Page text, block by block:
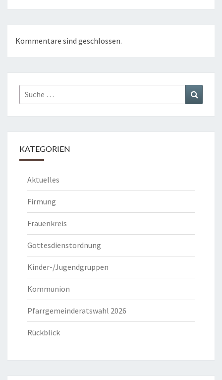
Kommentare sind geschlossen.
Suche
nach:
KATEGORIEN
Aktuelles
Firmung
Frauenkreis
Gottesdienstordnung
Kinder-/Jugendgruppen
Kommunion
Pfarrgemeinderatswahl 2026
Rückblick